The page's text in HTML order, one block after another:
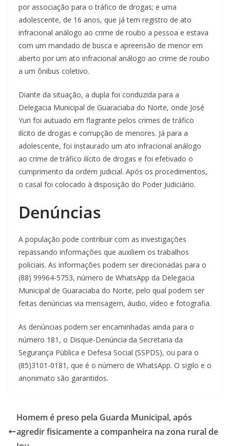
por associação para o tráfico de drogas; e uma
adolescente, de 16 anos, que já tem registro de ato
infracional análogo ao crime de roubo a pessoa e estava
com um mandado de busca e apreensão de menor em
aberto por um ato infracional análogo ao crime de roubo
a um ônibus coletivo.
Diante da situação, a dupla foi conduzida para a
Delegacia Municipal de Guaraciaba do Norte, onde José
Yuri foi autuado em flagrante pelos crimes de tráfico
ilícito de drogas e corrupção de menores. Já para a
adolescente, foi instaurado um ato infracional análogo
ao crime de tráfico ilícito de drogas e foi efetivado o
cumprimento da ordem judicial. Após os procedimentos,
o casal foi colocado à disposição do Poder Judiciário.
Denúncias
A população pode contribuir com as investigações
repassando informações que auxiliem os trabalhos
policiais. As informações podem ser direcionadas para o
(88) 99964-5753, número de WhatsApp da Delegacia
Municipal de Guaraciaba do Norte, pelo qual podem ser
feitas denúncias via mensagem, áudio, vídeo e fotografia.
As denúncias podem ser encaminhadas ainda para o
número 181, o Disque-Denúncia da Secretaria da
Segurança Pública e Defesa Social (SSPDS), ou para o
(85)3101-0181, que é o número de WhatsApp. O sigilo e o
anonimato são garantidos.
Homem é preso pela Guarda Municipal, após
agredir fisicamente a companheira na zona rural de